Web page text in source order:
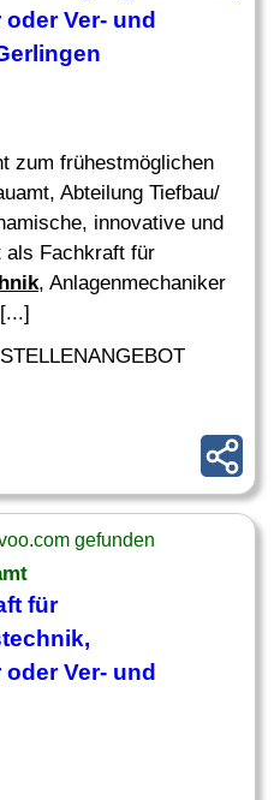
Ver- und
zum frühestmöglichen
Abteilung Tiefbau/
innovative und
als Fachkraft für
, Anlagenmechaniker
gefunden
für
,
Ver- und